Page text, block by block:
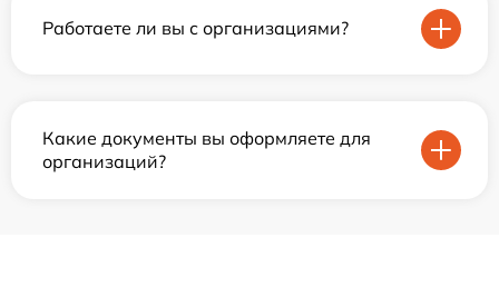
Работаете ли вы с организациями?
Какие документы вы оформляете для
организаций?